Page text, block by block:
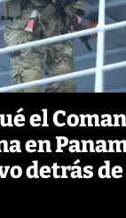
el
en
detrás